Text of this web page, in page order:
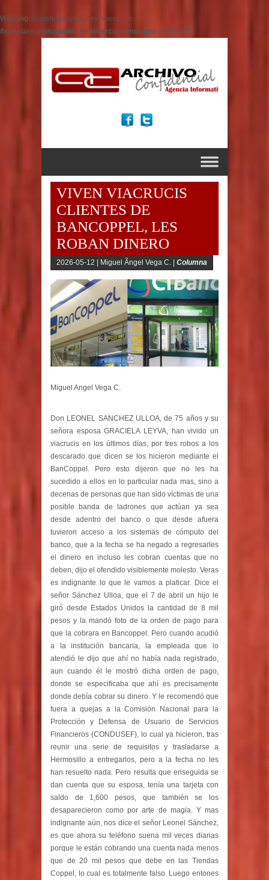
Warning: Undefined array key "medio" in
/home/armando/public_html/vercolumnas.php on line 72
VIVEN VIACRUCIS
CLIENTES DE
BANCOPPEL, LES
ROBAN DINERO
2026-05-12 | Miguel Ãngel Vega C. | Columna
Miguel Angel Vega C.
Don LEONEL SANCHEZ ULLOA, de 75 años y su
señora esposa GRACIELA LEYVA, han vivido un
viacrucis en los últimos días, por tres robos a los
descarado que dicen se los hicieron mediante el
BanCoppel. Pero esto dijeron que no les ha
sucedido a ellos en lo particular nada mas, sino a
decenas de personas que han sido víctimas de una
posible banda de ladrones que actúan ya sea
desde adentro del banco o que desde afuera
tuvieron acceso a los sistemas de cómputo del
banco, que a la fecha se ha negado a regresarles
el dinero en incluso les cobran cuentas que no
deben, dijo el ofendido visiblemente molesto. Veras
es indignante lo que le vamos a platicar. Dice el
señor Sánchez Ulloa, que el 7 de abril un hijo le
giró desde Estados Unidos la cantidad de 8 mil
pesos y la mandó foto de la orden de pago para
que la cobrara en Bancoppel. Pero cuando acudió
a la institución bancaria, la empleada que lo
atendió le dijo que ahí no había nada registrado,
aun cuando él le mostró dicha orden de pago,
donde se especificaba que ahí es precisamente
donde debía cobrar su dinero. Y le recomendó que
fuera a quejas a la Comisión Nacional para la
Protección y Defensa de Usuario de Servicios
Financieros (CONDUSEF), lo cual ya hicieron, tras
reunir una serie de requisitos y trasladarse a
Hermosillo a entregarlos, pero a la fecha no les
han resuelto nada. Pero resulta que enseguida se
dan cuenta que su esposa, tenía una tarjeta con
saldo de 1,600 pesos, que también se los
desaparecieron como por arte de magia. Y mas
indignante aún, nos dice el señor Leonel Sánchez,
es que ahora su teléfono suena mil veces diarias
porque le están cobrando una cuenta nada menos
que de 20 mil pesos que debe en las Tiendas
Coppel, lo cual es totalmente falso. Luego entones